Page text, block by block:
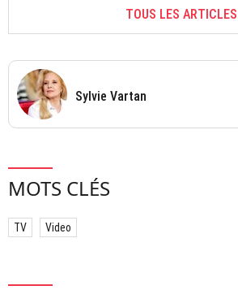
TOUS LES ARTICLES
Sylvie Vartan
MOTS CLÉS
TV Video